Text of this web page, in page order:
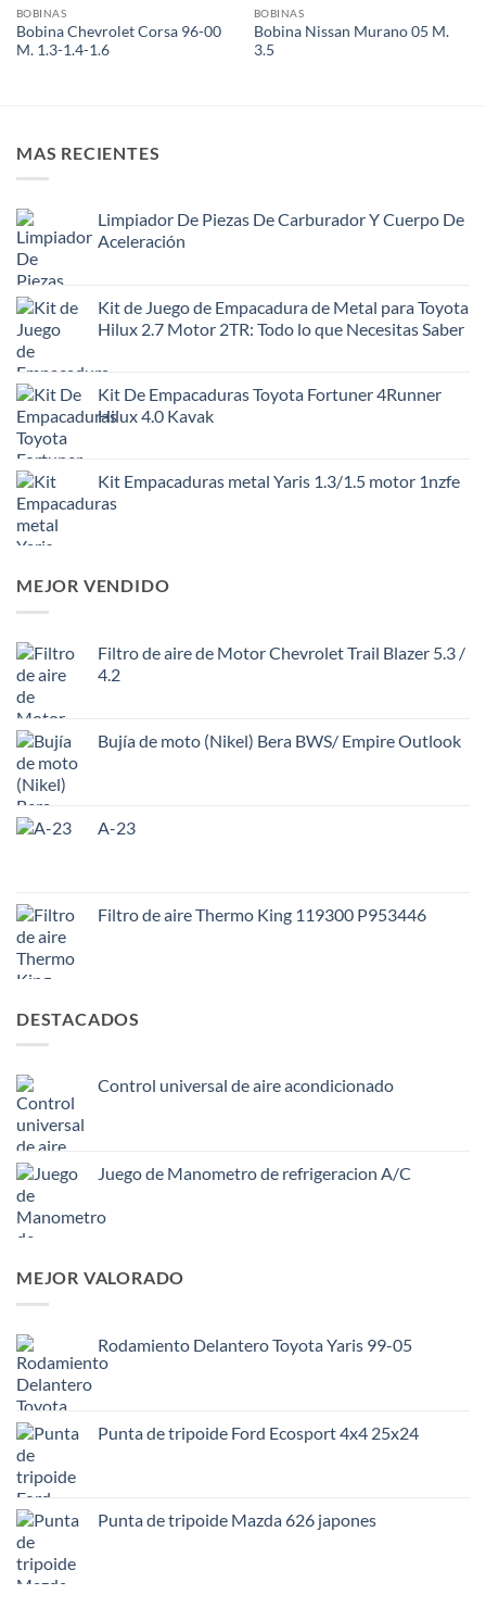
BOBINAS
Bobina Chevrolet Corsa 96-00
M. 1.3-1.4-1.6
BOBINAS
Bobina Nissan Murano 05 M.
3.5
MAS RECIENTES
Limpiador De Piezas De Carburador Y Cuerpo De
Aceleración
Kit de Juego de Empacadura de Metal para Toyota
Hilux 2.7 Motor 2TR: Todo lo que Necesitas Saber
Kit De Empacaduras Toyota Fortuner 4Runner
Hilux 4.0 Kavak
Kit Empacaduras metal Yaris 1.3/1.5 motor 1nzfe
MEJOR VENDIDO
Filtro de aire de Motor Chevrolet Trail Blazer 5.3 /
4.2
Bujía de moto (Nikel) Bera BWS/ Empire Outlook
A-23
Filtro de aire Thermo King 119300 P953446
DESTACADOS
Control universal de aire acondicionado
Juego de Manometro de refrigeracion A/C
MEJOR VALORADO
Rodamiento Delantero Toyota Yaris 99-05
Punta de tripoide Ford Ecosport 4x4 25x24
Punta de tripoide Mazda 626 japones